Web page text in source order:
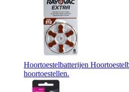
Hoortoestelbatterijen
hoortoestellen.